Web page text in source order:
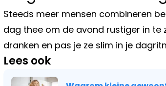
Steeds meer mensen combineren
dag thee om de avond rustiger in te
dranken en pas je ze slim in je
Lees ook